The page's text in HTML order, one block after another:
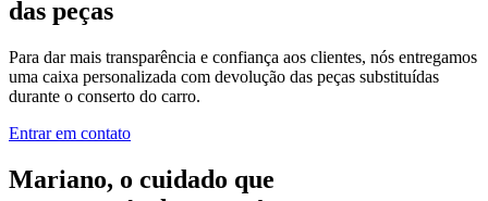
das peças
Para dar mais transparência e confiança aos clientes, nós entregamos
uma caixa personalizada com devolução das peças substituídas
durante o conserto do carro.
Entrar em contato
Mariano, o cuidado que